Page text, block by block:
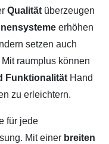
Qualität überzeugen
erhöhen
setzen auch
Mit raumplus können
Funktionalität Hand
zu erleichtern.
für jede
Mit einer breiten